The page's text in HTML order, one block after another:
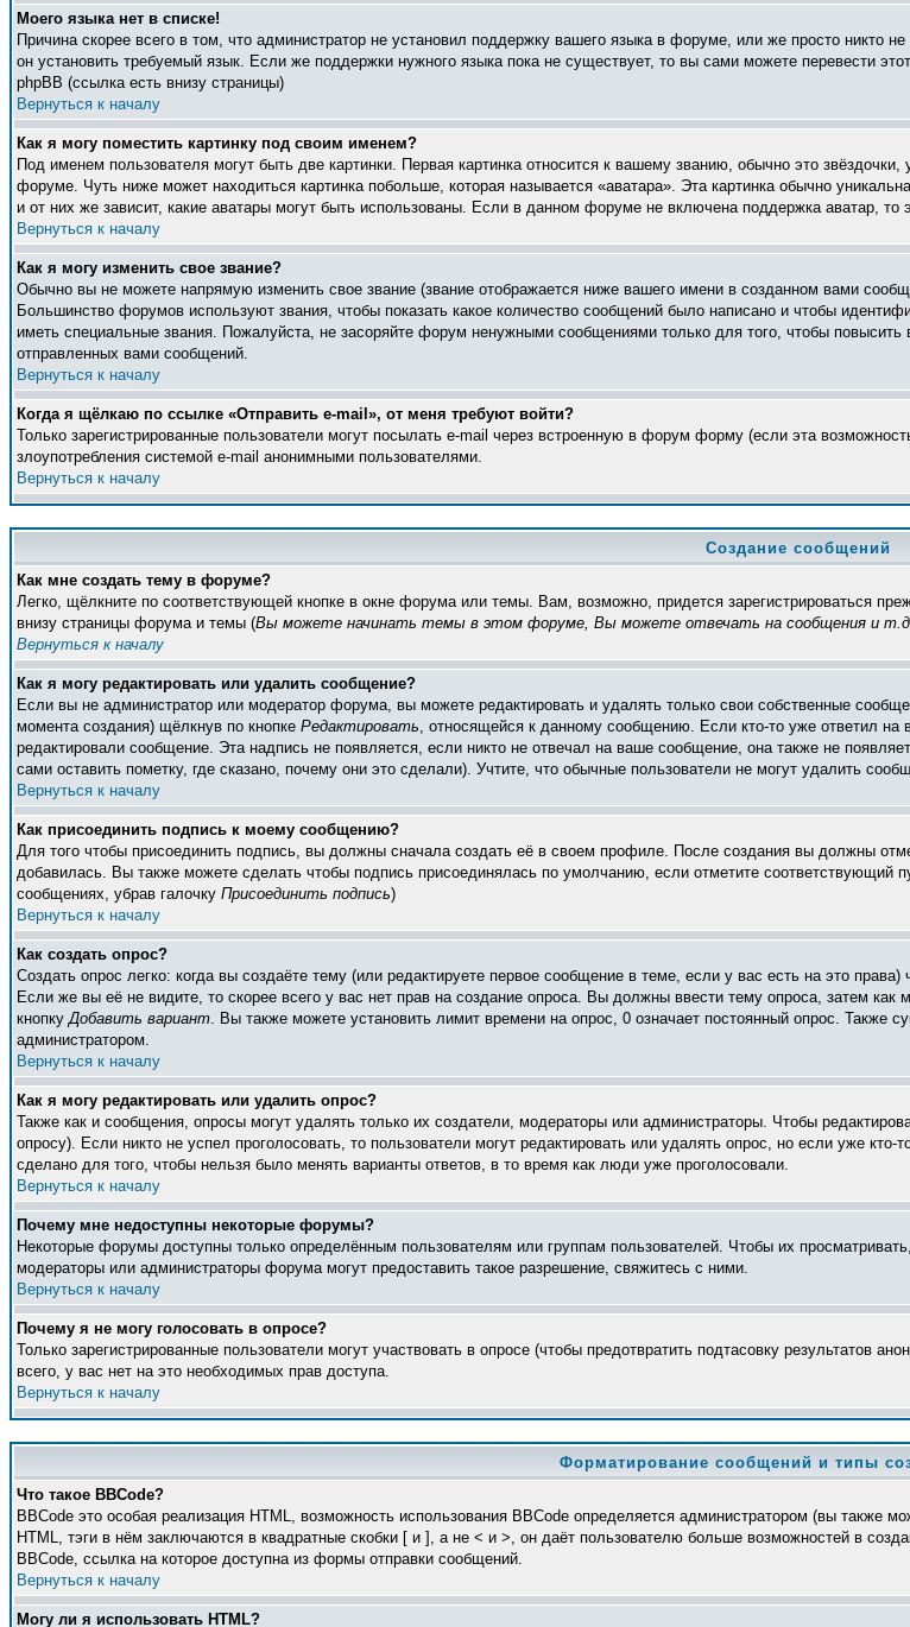
Моего языка нет в списке!
Причина скорее всего в том, что администратор не установил поддержку вашего языка в форуме, или же просто
он установить требуемый язык. Если же поддержки нужного языка пока не существует, то вы сами можете перевести
phpBB (ссылка есть внизу страницы)
Вернуться к началу
Как я могу поместить картинку под своим именем?
Под именем пользователя могут быть две картинки. Первая картинка относится к вашему званию, обычно это
форуме. Чуть ниже может находиться картинка побольше, которая называется «аватара». Эта картинка обычно
и от них же зависит, какие аватары могут быть использованы. Если в данном форуме не включена поддержка аватар,
Вернуться к началу
Как я могу изменить свое звание?
Обычно вы не можете напрямую изменить свое звание (звание отображается ниже вашего имени в созданном вами
Большинство форумов используют звания, чтобы показать какое количество сообщений было написано и чтобы
иметь специальные звания. Пожалуйста, не засоряйте форум ненужными сообщениями только для того, чтобы
отправленных вами сообщений.
Вернуться к началу
Когда я щёлкаю по ссылке «Отправить e-mail», от меня требуют войти?
Только зарегистрированные пользователи могут посылать e-mail через встроенную в форум форму (если эта
злоупотребления системой e-mail анонимными пользователями.
Вернуться к началу
Создание сообщений
Как мне создать тему в форуме?
Легко, щёлкните по соответствующей кнопке в окне форума или темы. Вам, возможно, придется зарегистрироваться
внизу страницы форума и темы (Вы можете начинать темы в этом форуме, Вы можете отвечать на сообщения и
Вернуться к началу
Как я могу редактировать или удалить сообщение?
Если вы не администратор или модератор форума, вы можете редактировать и удалять только свои собственные
момента создания) щёлкнув по кнопке Редактировать, относящейся к данному сообщению. Если кто-то уже ответил
редактировали сообщение. Эта надпись не появляется, если никто не отвечал на ваше сообщение, она также не
сами оставить пометку, где сказано, почему они это сделали). Учтите, что обычные пользователи не могут удалить
Вернуться к началу
Как присоединить подпись к моему сообщению?
Для того чтобы присоединить подпись, вы должны сначала создать её в своем профиле. После создания вы должны
добавилась. Вы также можете сделать чтобы подпись присоединялась по умолчанию, если отметите
сообщениях, убрав галочку Присоединить подпись)
Вернуться к началу
Как создать опрос?
Создать опрос легко: когда вы создаёте тему (или редактируете первое сообщение в теме, если у вас есть на это
Если же вы её не видите, то скорее всего у вас нет прав на создание опроса. Вы должны ввести тему опроса, затем
кнопкуДобавить вариант. Вы также можете установить лимит времени на опрос, 0 означает постоянный опрос. Также
администратором.
Вернуться к началу
Как я могу редактировать или удалить опрос?
Также как и сообщения, опросы могут удалять только их создатели, модераторы или администраторы. Чтобы
опросу). Если никто не успел проголосовать, то пользователи могут редактировать или удалять опрос, но если уже
сделано для того, чтобы нельзя было менять варианты ответов, в то время как люди уже проголосовали.
Вернуться к началу
Почему мне недоступны некоторые форумы?
Некоторые форумы доступны только определённым пользователям или группам пользователей. Чтобы их
модераторы или администраторы форума могут предоставить такое разрешение, свяжитесь с ними.
Вернуться к началу
Почему я не могу голосовать в опросе?
Только зарегистрированные пользователи могут участвовать в опросе (чтобы предотвратить подтасовку результатов
всего, у вас нет на это необходимых прав доступа.
Вернуться к началу
Форматирование сообщений и типы
Что такое BBCode?
BBCode это особая реализация HTML, возможность использования BBCode определяется администратором (вы
HTML, тэги в нём заключаются в квадратные скобки [ и ], а не < и >, он даёт пользователю больше возможностей в
BBCode, ссылка на которое доступна из формы отправки сообщений.
Вернуться к началу
Могу ли я использовать HTML?